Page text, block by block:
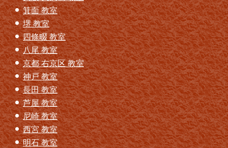
箕面 教室
堺 教室
四條畷 教室
八尾 教室
京都 右京区 教室
神戸 教室
長田 教室
芦屋 教室
尼崎 教室
西宮 教室
明石 教室